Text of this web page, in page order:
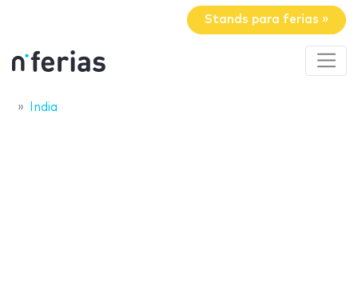
Stands para ferias »
India